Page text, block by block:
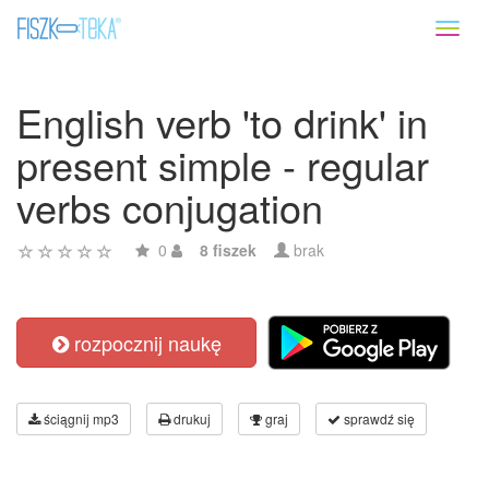
English verb 'to drink' in
present simple - regular
verbs conjugation
0 8 fiszek brak
rozpocznij naukę
ściągnij mp3 drukuj graj sprawdź się